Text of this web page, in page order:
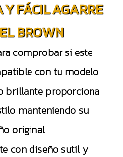
FÁCIL AGARRE
BROWN
comprobar si este
con tu modelo
brillante proporciona
manteniendo su
original
con diseño sutil y